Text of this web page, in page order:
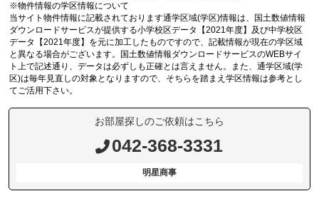
※物件情報の学区情報について
当サイト物件情報に記載されております通学区域(学区)情報は、国土数値情報
ダウンロードサービスが提供する小学校区データ【2021年度】及び中学校区
データ【2021年度】を元に加工したものですので、記載情報が現在の学区域
と異なる場合がございます。国土数値情報ダウンロードサービスのWEBサイ
ト上で記述通り、データは必ずしも正確とは言えません。また、通学区域(学
区)は毎年見直しの対象となりますので、そちらを踏まえ学区情報は参考とし
てご活用下さい。
お部屋探しのご依頼はこちら
042-368-3331
明星商事